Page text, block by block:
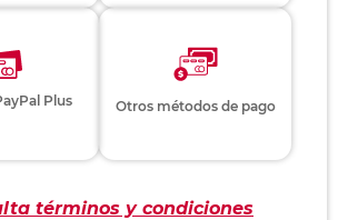
Plus Otros métodos de pago
términos y condiciones